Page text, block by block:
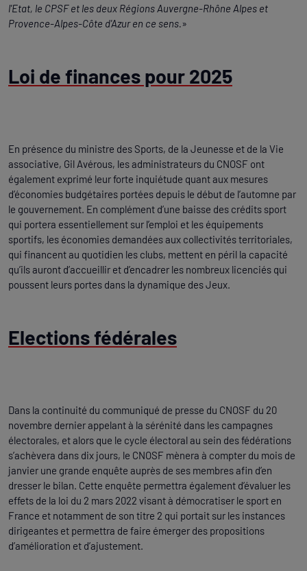
l'Etat, le CPSF et les deux Régions Auvergne-Rhône Alpes et
Provence-Alpes-Côte d'Azur en ce sens.»
Loi de finances pour 2025
En présence du ministre des Sports, de la Jeunesse et de la Vie
associative, Gil Avérous, les administrateurs du CNOSF ont
également exprimé leur forte inquiétude quant aux mesures
d’économies budgétaires portées depuis le début de l’automne par
le gouvernement. En complément d’une baisse des crédits sport
qui portera essentiellement sur l’emploi et les équipements
sportifs, les économies demandées aux collectivités territoriales,
qui financent au quotidien les clubs, mettent en péril la capacité
qu’ils auront d’accueillir et d’encadrer les nombreux licenciés qui
poussent leurs portes dans la dynamique des Jeux.
Elections fédérales
Dans la continuité du communiqué de presse du CNOSF du 20
novembre dernier appelant à la sérénité dans les campagnes
électorales, et alors que le cycle électoral au sein des fédérations
s’achèvera dans dix jours, le CNOSF mènera à compter du mois de
janvier une grande enquête auprès de ses membres afin d’en
dresser le bilan. Cette enquête permettra également d’évaluer les
effets de la loi du 2 mars 2022 visant à démocratiser le sport en
France et notamment de son titre 2 qui portait sur les instances
dirigeantes et permettra de faire émerger des propositions
d’amélioration et d’ajustement.